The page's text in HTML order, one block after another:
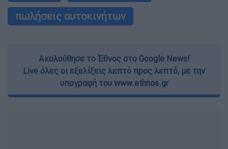
πωλήσεις αυτοκινήτων
Ακολούθησε το Έθνος στο Google News!
Live όλες οι εξελίξεις λεπτό προς λεπτό, με την
υπογραφή του www.ethnos.gr